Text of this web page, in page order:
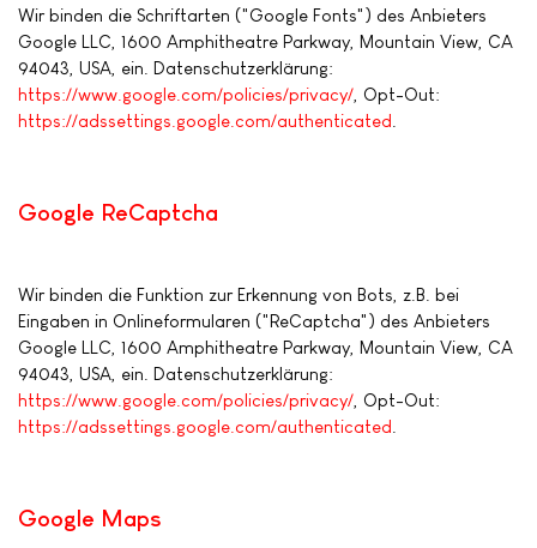
Wir binden die Schriftarten ("Google Fonts") des Anbieters
Google LLC, 1600 Amphitheatre Parkway, Mountain View, CA
94043, USA, ein. Datenschutzerklärung:
https://www.google.com/policies/privacy/ , Opt-Out:
https://adssettings.google.com/authenticated
Google ReCaptcha
Wir binden die Funktion zur Erkennung von Bots, z.B. bei
Eingaben in Onlineformularen ("ReCaptcha") des Anbieters
Google LLC, 1600 Amphitheatre Parkway, Mountain View, CA
94043, USA, ein. Datenschutzerklärung:
https://www.google.com/policies/privacy/ , Opt-Out:
https://adssettings.google.com/authenticated
Google Maps